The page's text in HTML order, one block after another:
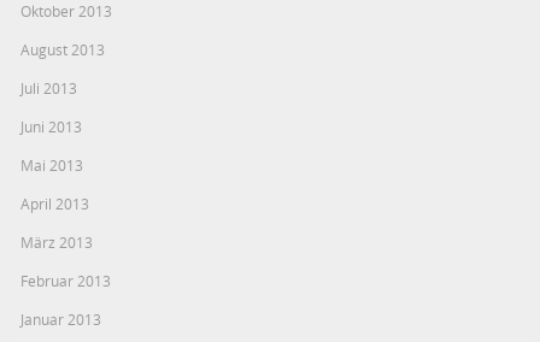
Oktober 2013
August 2013
Juli 2013
Juni 2013
Mai 2013
April 2013
März 2013
Februar 2013
Januar 2013